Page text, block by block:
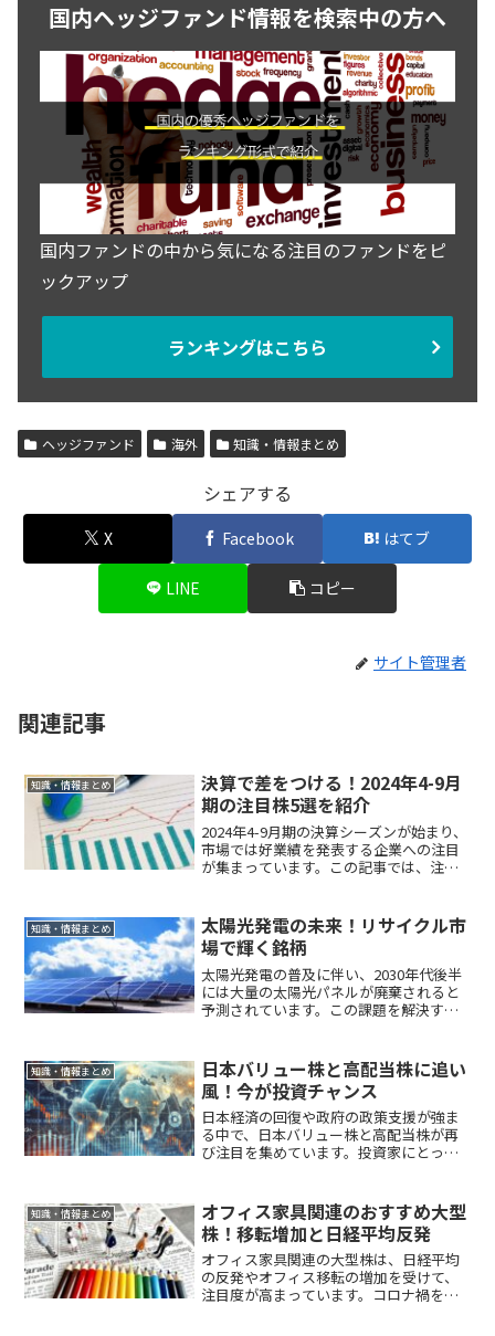
国内ヘッジファンド情報を検索中の方へ
国内ファンドの中から気になる注目のファンドをピ
ックアップ
ランキングはこちら
ヘッジファンド 海外 知識・情報まとめ
シェアする
X Facebook はてブ
LINE コピー
サイト管理者
関連記事
知識・情報まとめ
決算で差をつける！2024年4-9月
期の注目株5選を紹介
2024年4-9月期の決算シーズンが始まり、
市場では好業績を発表する企業への注目
が集まっています。この記事では、注目
ク分散の重要性にも触れ、投資家が注意
すべきポイントを解説します。
知識・情報まとめ
太陽光発電の未来！リサイクル市
場で輝く銘柄
太陽光発電の普及に伴い、2030年代後半
には大量の太陽光パネルが廃棄されると
予測されています。この課題を解決する
は、関連市場の成長背景、技術革新、そ
してリサイクル分野で活躍する注目銘柄
について解説します。
知識・情報まとめ
日本バリュー株と高配当株に追い
風！今が投資チャンス
日本経済の回復や政府の政策支援が強ま
る中で、日本バリュー株と高配当株が再
び注目を集めています。投資家にとって
解説します。
知識・情報まとめ
オフィス家具関連のおすすめ大型
株！移転増加と日経平均反発
オフィス家具関連の大型株は、日経平均
の反発やオフィス移転の増加を受けて、
注目度が高まっています。コロナ禍を経